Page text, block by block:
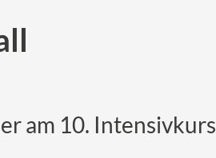
am 10. Intensivkurs